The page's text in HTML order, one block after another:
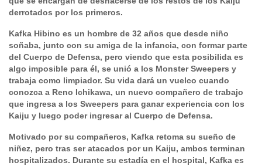
derrotados por los primeros.
Kafka Hibino es un hombre de 32 años que desde niño
soñaba, junto con su amiga de la infancia, con formar parte
del Cuerpo de Defensa, pero viendo que esta posibilida es
algo imposible para él, se unió a los Monster Sweepers y
trabaja como limpiador. Su vida dará un vuelco cuando
conozca a Reno Ichikawa, un nuevo compañero de trabajo
que ingresa a los Sweepers para ganar experiencia con los
Kaiju y luego poder ingresar al Cuerpo de Defensa.
Motivado por su compañeros, Kafka retoma su sueño de
niñez, pero tras ser atacados por un Kaiju, ambos terminan
hospitalizados. Durante su estadía en el hospital, Kafka es